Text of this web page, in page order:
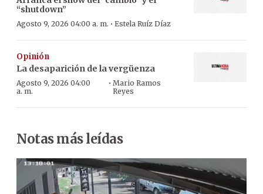
“shutdown”
Agosto 9, 2026 04:00 a. m. · Estela Ruíz Díaz
Opinión
La desaparición de la vergüenza
Agosto 9, 2026 04:00
a. m.
· Mario Ramos
Reyes
Notas más leídas